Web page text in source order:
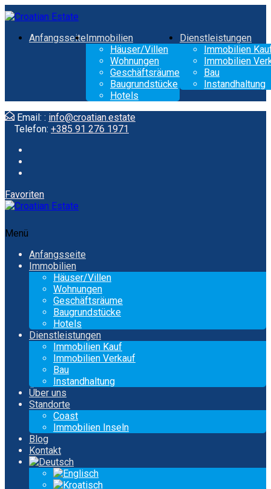
AnfangsseiteImmobilien
Häuser/Villen
Wohnungen
Geschäftsräume
Baugrundstücke
Hotels
Dienstleistungen
Immobilien
Immobilien
Bau
Instandhaltung
Email: : info@croatian.estate
Telefon: +385 91 276 1971
Favoriten
Menü
Anfangsseite
Immobilien
Häuser/Villen
Wohnungen
Geschäftsräume
Baugrundstücke
Hotels
Dienstleistungen
Immobilien Kauf
Immobilien Verkauf
Bau
Instandhaltung
Über uns
Standorte
Coast
Immobilien Inseln
Blog
Kontakt